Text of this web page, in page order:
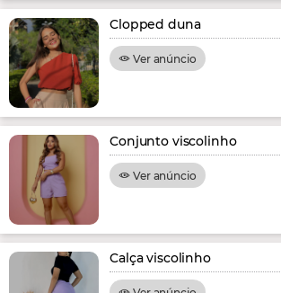
Clopped duna
Ver anúncio
Conjunto viscolinho
Ver anúncio
Calça viscolinho